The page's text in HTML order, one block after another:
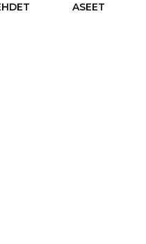
ASEET